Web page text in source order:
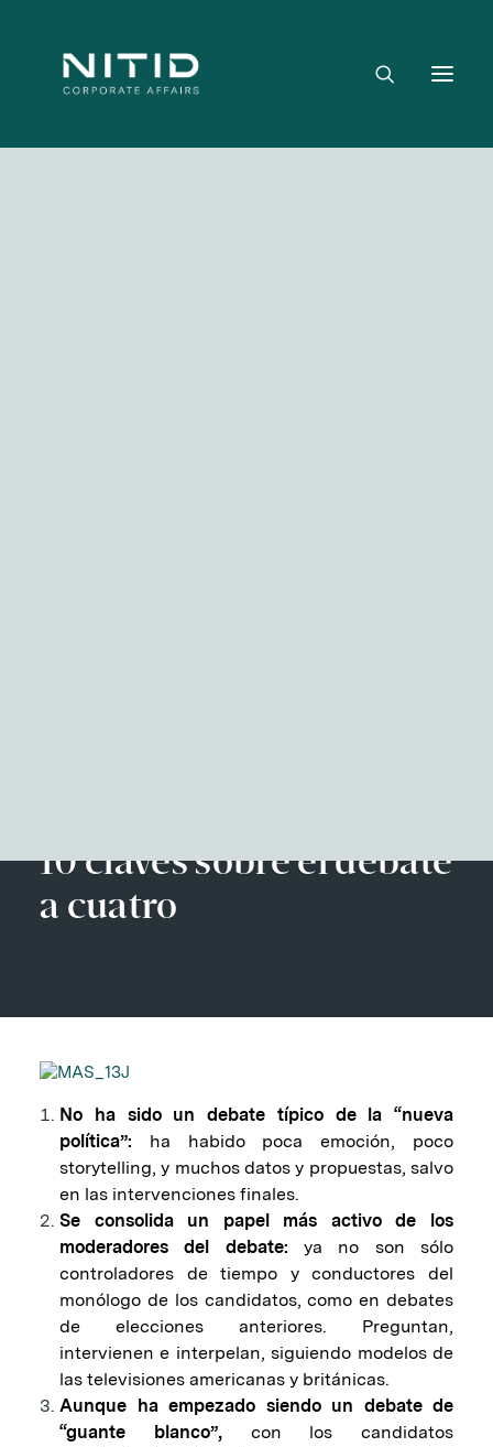
10 claves sobre el debate
a cuatro
No ha sido un debate típico de la “nueva
política”: ha habido poca emoción, poco
storytelling, y muchos datos y propuestas, salvo
en las intervenciones finales.
Se consolida un papel más activo de los
moderadores del debate: ya no son sólo
controladores de tiempo y conductores del
monólogo de los candidatos, como en debates
de elecciones anteriores. Preguntan,
intervienen e interpelan, siguiendo modelos de
las televisiones americanas y británicas.
Aunque ha empezado siendo un debate de
“guante blanco”,con los candidatos